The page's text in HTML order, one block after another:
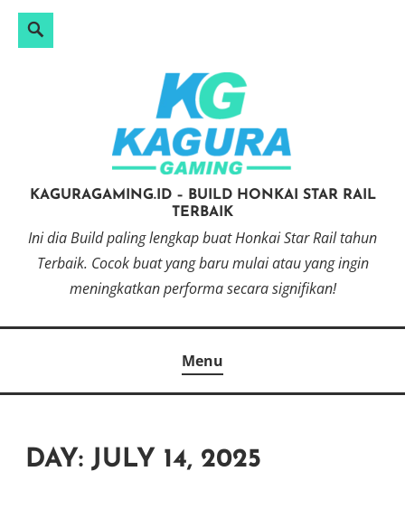
Search
KAGURAGAMING.ID – BUILD HONKAI STAR RAIL
TERBAIK
Ini dia Build paling lengkap buat Honkai Star Rail tahun
Terbaik. Cocok buat yang baru mulai atau yang ingin
meningkatkan performa secara signifikan!
Menu
DAY: JULY 14, 2025